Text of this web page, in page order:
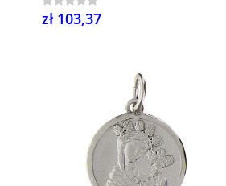
zł 103,37